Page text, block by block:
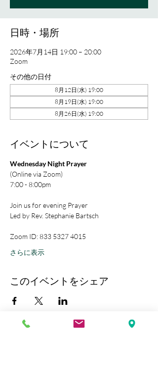
日時・場所
2026年7月14日 19:00 – 20:00
Zoom
その他の日付
8月12日(水) 19:00
8月19日(水) 19:00
8月26日(水) 19:00
イベントについて
Wednesday Night Prayer
(Online via Zoom)
7:00 - 8:00pm
Join us for evening Prayer
Led by Rev. Stephanie Bartsch
Zoom ID: 833 5327 4015
さらに表示
このイベントをシェア